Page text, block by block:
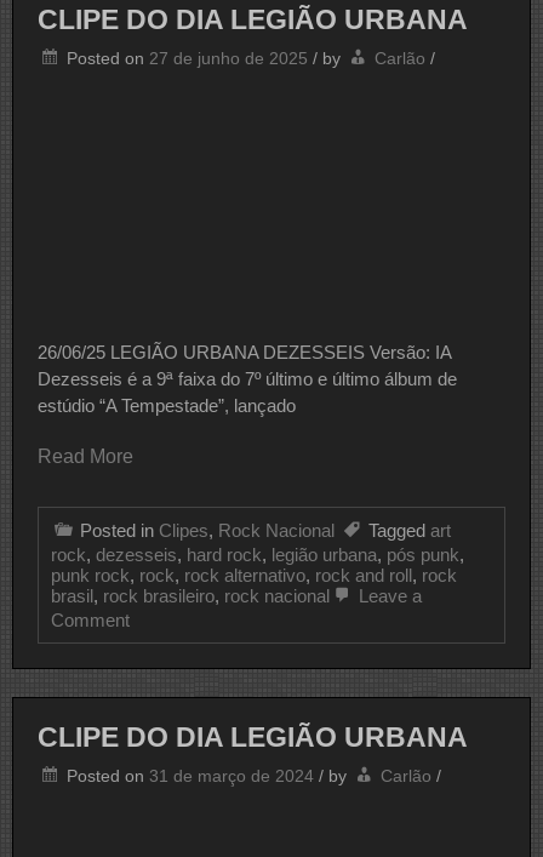
CLIPE DO DIA LEGIÃO URBANA
Posted on 27 de junho de 2025 / by Carlão /
26/06/25 LEGIÃO URBANA DEZESSEIS Versão: IA
Dezesseis é a 9ª faixa do 7º último e último álbum de
estúdio “A Tempestade”, lançado
Read More
Posted in Clipes, Rock Nacional Tagged art
rock, dezesseis, hard rock, legião urbana, pós punk,
punk rock, rock, rock alternativo, rock and roll, rock
brasil, rock brasileiro, rock nacional
Leave a
Commenton
CLIPE
LEGIÃO
CLIPE DO DIA LEGIÃO URBANA
Posted on 31 de março de 2024 / by Carlão /